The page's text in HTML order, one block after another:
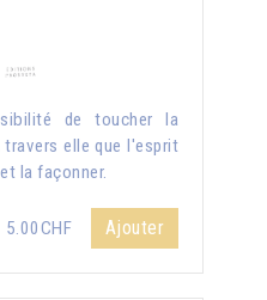
de toucher la
elle que l'esprit
la façonner.
5.00CHF Ajouter